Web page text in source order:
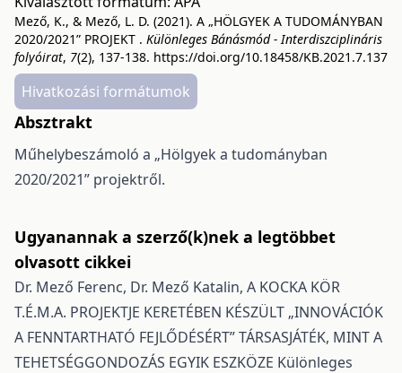
Mező, K., & Mező, L. D. (2021). A „HÖLGYEK A TUDOMÁNYBAN
2020/2021” PROJEKT . Különleges Bánásmód - Interdiszciplináris
folyóirat, 7(2), 137-138. https://doi.org/10.18458/KB.2021.7.137
Hivatkozási formátumok
Absztrakt
Műhelybeszámoló a „Hölgyek a tudományban
2020/2021” projektről.
Ugyanannak a szerző(k)nek a legtöbbet
olvasott cikkei
Dr. Mező Ferenc, Dr. Mező Katalin, A KOCKA KÖR
T.É.M.A. PROJEKTJE KERETÉBEN KÉSZÜLT „INNOVÁCIÓK
A FENNTARTHATÓ FEJLŐDÉSÉRT” TÁRSASJÁTÉK, MINT A
TEHETSÉGGONDOZÁS EGYIK ESZKÖZE Különleges